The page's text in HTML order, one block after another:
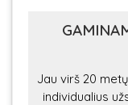
Jau virš 20
individualius